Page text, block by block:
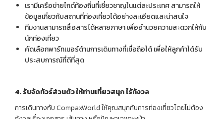
เรามีเครือข่ายไกด์ท้องถิ่นที่เชี่ยวชาญในแต่ละประเทศ สามารถให้
ข้อมูลเกี่ยวกับสถานที่ท่องเที่ยวได้อย่างละเอียดและน่าสนใจ
ทีมงานสามารถสื่อสารได้หลายภาษา เพื่ออำนวยความสะดวกให้กับ
นักท่องเที่ยว
คัดเลือกพาร์ทเนอร์ด้านการเดินทางที่เชื่อถือได้ เพื่อให้ลูกค้าได้รับ
ประสบการณ์ที่ดีที่สุด
4.รับจัดทัวร์ส่วนตัว ให้ท่านเที่ยวสนุก ไร้กังวล
การเดินทางกับ CompaxWorld ให้คุณสนุกกับการท่องเที่ยวโดยไม่ต้อง